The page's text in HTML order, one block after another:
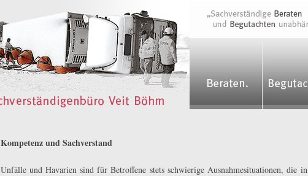
Kompetenz und Sachverstand
Unfälle und Havarien sind für Betroffene stets schwierige Ausnahmesituationen, die in